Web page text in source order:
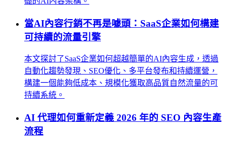
當AI內容行銷不再是噱頭：SaaS企業如何構建
可持續的流量引擎
本文探討了SaaS企業如何超越簡單的AI內容生成，透過
自動化趨勢發現、SEO優化、多平台發布和持續運營，
構建一個能夠低成本、規模化獲取高品質自然流量的可
持續系統。
AI 代理如何重新定義 2026 年的 SEO 內容生產
流程